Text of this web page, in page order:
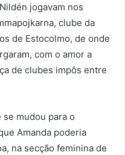
jogavam nos
clube da
de Estocolmo, de onde
com o amor a
de clubes impôs entre
mudou para o
Amanda poderia
na secção feminina de